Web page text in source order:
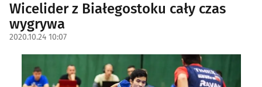
Wicelider z Białegostoku cały czas
wygrywa
2020.10.24 10:07